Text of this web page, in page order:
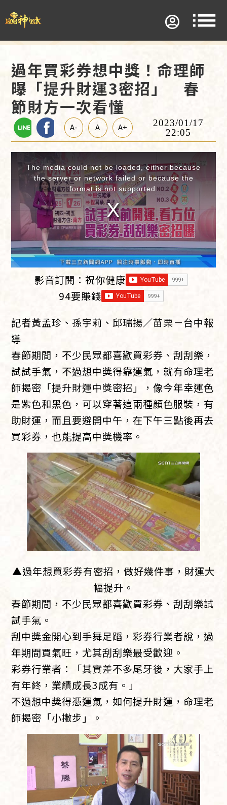
過年買彩券想中獎！命理師
曝「提升財運3密招」 春
節財方一次看懂
A- A A+
2023/01/17
22:05
modal
window.
The media could not be loaded, either because
the server or network failed or because the
format is not supported.
影音訂閱：祝你健康
94要賺錢
記者黃孟珍、孫宇莉、邱瑞揚／苗栗－台中報
導
春節期間，不少民眾都喜歡買彩券、刮刮樂，
試試手氣，不過想中獎得靠運氣，就有命理老
師揭密「提升財運中獎密招」，像今年幸運色
是紫色和黑色，可以穿著這兩種顏色服裝，有
助財運，而且要避開中午，在下午三點後再去
買彩券，也能提高中獎機率。
▲過年想買彩券有密招，做好幾件事，財運大
幅提升。
春節期間，不少民眾都喜歡買彩券、刮刮樂試
試手氣。
刮中獎金開心到手舞足蹈，彩券行業者說，過
年期間買氣旺，尤其刮刮樂最受歡迎。
彩券行業者：「其實差不多尾牙後，大家手上
有年終，業績成長3成有。」
不過想中獎得憑運氣，如何提升財運，命理老
師揭密「小撇步」。